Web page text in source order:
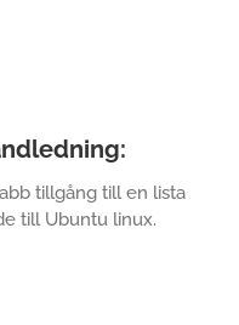
tillgång till en lista
till Ubuntu linux.